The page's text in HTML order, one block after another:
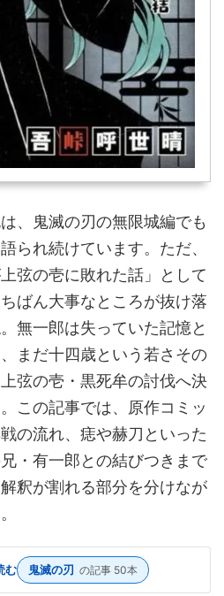
、鬼滅の刃の無限城編でも
られ続けています。ただ、
弦の壱に敗れた話」として
ばん大事なところが抜け落
無一郎は失っていた記憶と
まだ十四歳という若さその
弦の壱・黒死牟の討伐へ決
この記事では、原作コミッ
の流れ、痣や赫刀といった
・有一郎との結びつきまで
釈が割れる部分を分けなが
む 鬼滅の刃 の記事 50本